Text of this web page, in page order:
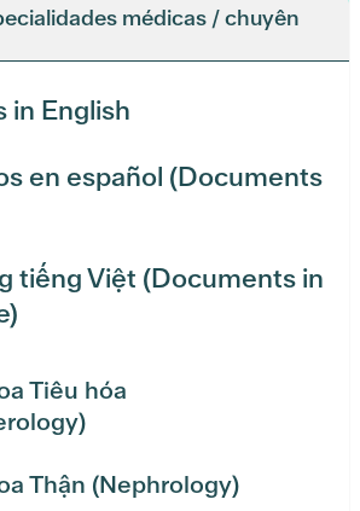
médicas / chuyên
in English
en español (Documents
tiếng Việt (Documents in
Tiêu hóa
Thận (Nephrology)